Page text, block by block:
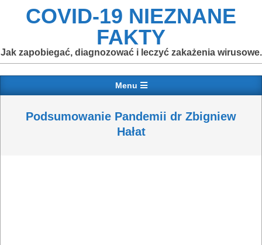
COVID-19 NIEZNANE
FAKTY
Jak zapobiegać, diagnozować i leczyć zakażenia wirusowe.
Navigation
Menu
Podsumowanie Pandemii dr Zbigniew
Hałat